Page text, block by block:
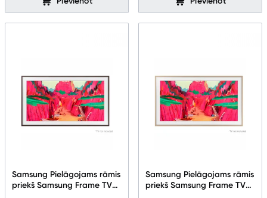
Samsung Pielāgojams rāmis
priekš Samsung Frame TV
Samsung Pielāgojams rāmis
priekš Samsung Frame TV